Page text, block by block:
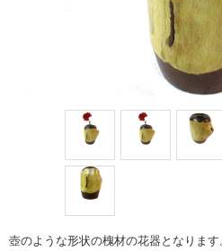
壺のような形状の槐材の花器となります